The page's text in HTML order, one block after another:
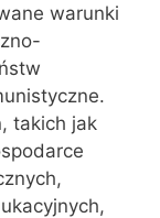
warunki
takich jak